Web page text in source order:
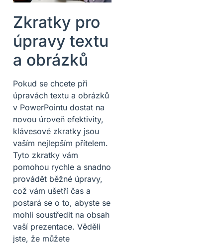
Zkratky pro
úpravy textu
a obrázků
Pokud se chcete při
úpravách textu a obrázků
v PowerPointu dostat na
novou úroveň efektivity,
klávesové zkratky jsou
vaším nejlepším přítelem.
Tyto zkratky vám
pomohou rychle a snadno
provádět běžné úpravy,
což vám ušetří čas a
postará se o to, abyste se
mohli soustředit na obsah
vaší prezentace. Věděli
jste, že můžete